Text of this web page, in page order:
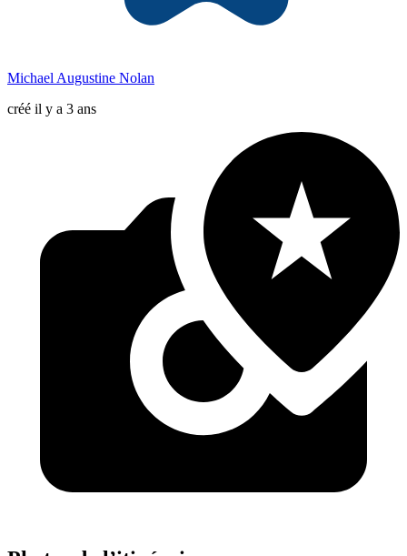
Michael Augustine Nolan
créé il y a 3 ans